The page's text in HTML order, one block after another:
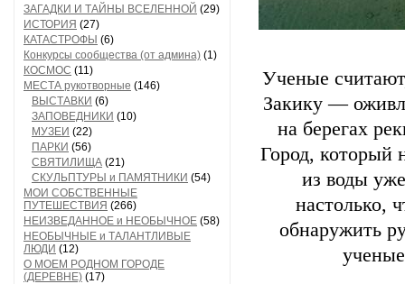
ЗАГАДКИ И ТАЙНЫ ВСЕЛЕННОЙ (29)
ИСТОРИЯ (27)
КАТАСТРОФЫ (6)
Конкурсы сообщества (от админа) (1)
КОСМОС (11)
МЕСТА рукотворные (146)
ВЫСТАВКИ (6)
ЗАПОВЕДНИКИ (10)
МУЗЕИ (22)
ПАРКИ (56)
СВЯТИЛИЩА (21)
СКУЛЬПТУРЫ и ПАМЯТНИКИ (54)
МОИ СОБСТВЕННЫЕ
ПУТЕШЕСТВИЯ (266)
НЕИЗВЕДАННОЕ и НЕОБЫЧНОЕ (58)
НЕОБЫЧНЫЕ и ТАЛАНТЛИВЫЕ
ЛЮДИ (12)
О МОЕМ РОДНОМ ГОРОДЕ
(ДЕРЕВНЕ) (17)
Ученые
Закику —
на берегах
Город, который
из воды
настолько,
обнаружить